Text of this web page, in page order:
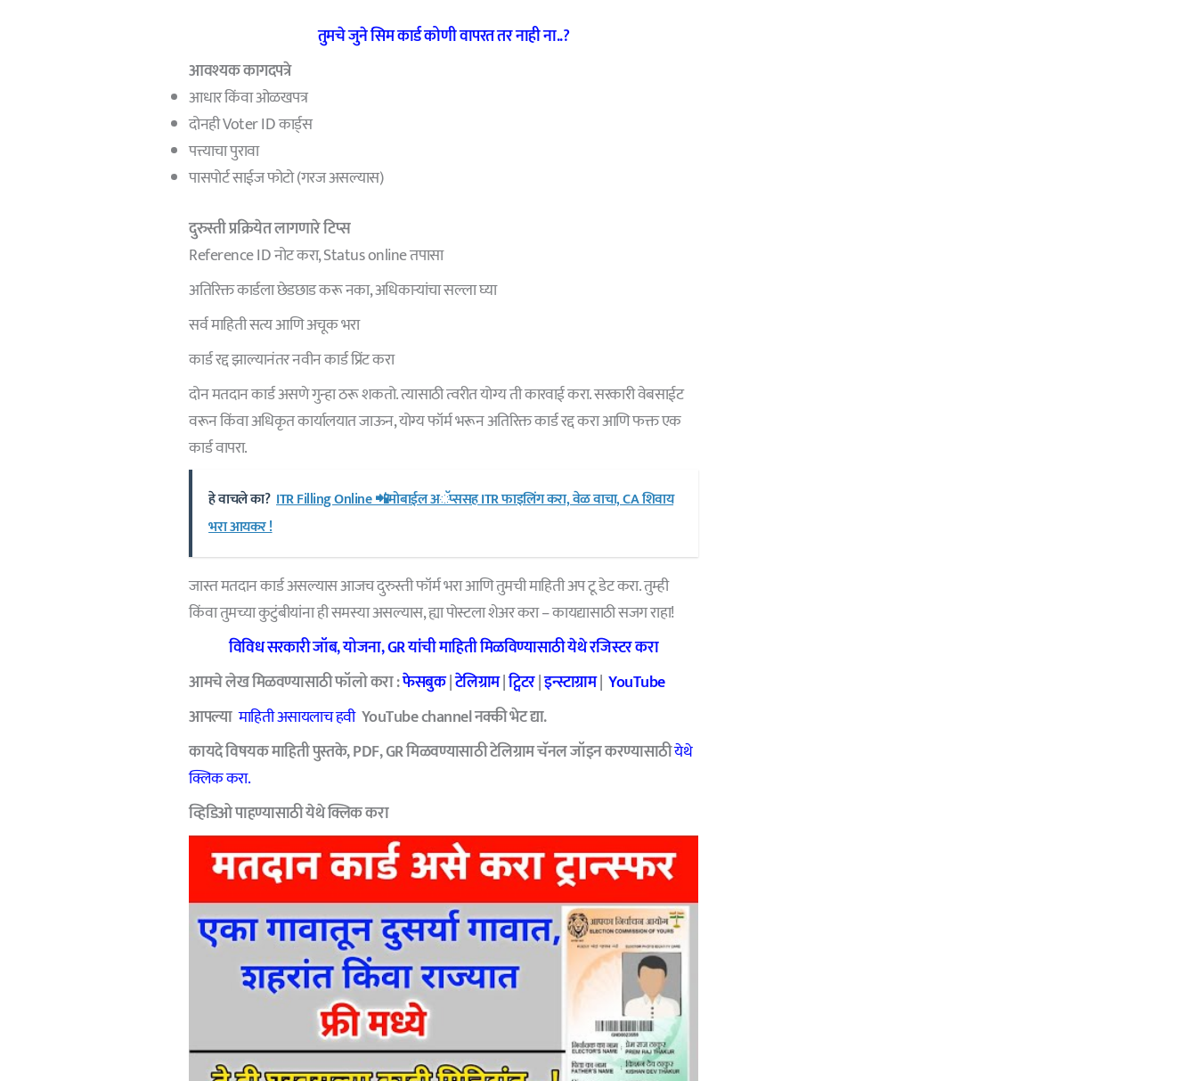
तुमचे जुने सिम कार्ड कोणी वापरत तर नाही ना..?
आवश्यक कागदपत्रे
आधार किंवा ओळखपत्र
दोनही Voter ID कार्ड्स
पत्त्याचा पुरावा
पासपोर्ट साईज फोटो (गरज असल्यास)
दुरुस्ती प्रक्रियेत लागणारे टिप्स
Reference ID नोट करा, Status online तपासा
अतिरिक्त कार्डला छेडछाड करू नका, अधिकाऱ्यांचा सल्ला घ्या
सर्व माहिती सत्य आणि अचूक भरा
कार्ड रद्द झाल्यानंतर नवीन कार्ड प्रिंट करा
दोन मतदान कार्ड असणे गुन्हा ठरू शकतो. त्यासाठी त्वरीत योग्य ती कारवाई करा. सरकारी वेबसाईट
वरून किंवा अधिकृत कार्यालयात जाऊन, योग्य फॉर्म भरून अतिरिक्त कार्ड रद्द करा आणि फक्त एक
कार्ड वापरा.
हे वाचले का? ITR Filling Online 📲मोबाईल अॅप्ससह ITR फाइलिंग करा, वेळ वाचा, CA शिवाय
भरा आयकर !
जास्त मतदान कार्ड असल्यास आजच दुरुस्ती फॉर्म भरा आणि तुमची माहिती अप टू डेट करा. तुम्ही
किंवा तुमच्या कुटुंबीयांना ही समस्या असल्यास, ह्या पोस्टला शेअर करा – कायद्यासाठी सजग राहा!
विविध सरकारी जॉब, योजना, GR यांची माहिती मिळविण्यासाठी येथे रजिस्टर करा
आमचे लेख मिळवण्यासाठी फॉलो करा :फेसबुक|टेलिग्राम|ट्विटर|इन्स्टाग्राम|YouTube
आपल्यामाहिती असायलाच हवी YouTube channel नक्की भेट द्या.
कायदे विषयक माहिती पुस्तके, PDF, GR मिळवण्यासाठी टेलिग्राम चॅनल जॉइन करण्यासाठीयेथे
क्लिक करा.
व्हिडिओ पाहण्यासाठीयेथे क्लिक करा